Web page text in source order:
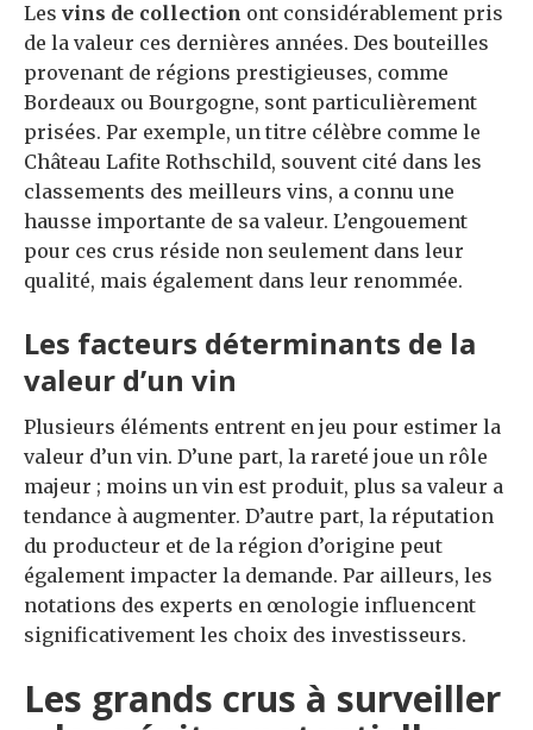
Les vins de collection ont considérablement pris
de la valeur ces dernières années. Des bouteilles
provenant de régions prestigieuses, comme
Bordeaux ou Bourgogne, sont particulièrement
prisées. Par exemple, un titre célèbre comme le
Château Lafite Rothschild, souvent cité dans les
classements des meilleurs vins, a connu une
hausse importante de sa valeur. L’engouement
pour ces crus réside non seulement dans leur
qualité, mais également dans leur renommée.
Les facteurs déterminants de la
valeur d’un vin
Plusieurs éléments entrent en jeu pour estimer la
valeur d’un vin. D’une part, la rareté joue un rôle
majeur ; moins un vin est produit, plus sa valeur a
tendance à augmenter. D’autre part, la réputation
du producteur et de la région d’origine peut
également impacter la demande. Par ailleurs, les
notations des experts en œnologie influencent
significativement les choix des investisseurs.
Les grands crus à surveiller